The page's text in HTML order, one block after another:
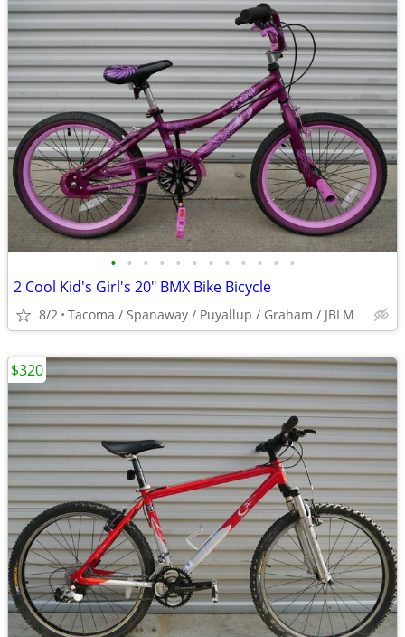
• • • • • • • • • • • •
2 Cool Kid's Girl's 20" BMX Bike Bicycle
8/2 Tacoma / Spanaway / Puyallup / Graham / JBLM
$320